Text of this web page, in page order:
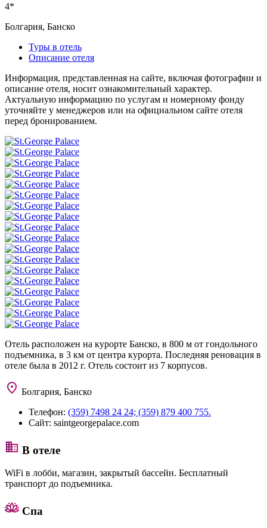
4*
Болгария, Банско
Туры в отель
Описание отеля
Информация, представленная на сайте, включая фотографии и
описание отеля, носит ознакомительный характер.
Актуальную информацию по услугам и номерному фонду
уточняйте у менеджеров или на официальном сайте отеля
перед бронированием.
Отель расположен на курорте Банско, в 800 м от гондольного
подъемника, в 3 км от центра курорта. Последняя реновация в
отеле была в 2012 г. Отель состоит из 7 корпусов.
Болгария, Банско
Телефон: (359) 7498 24 24; (359) 879 400 755.
Сайт: saintgeorgepalace.com
В отеле
WiFi в лобби, магазин, закрытый бассейн. Бесплатный
транспорт до подъемника.
Спа